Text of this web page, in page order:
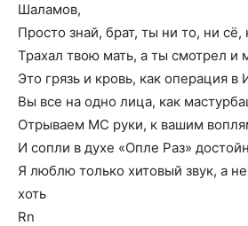
Шаламов,
Просто знай, брат, ты ни то, ни сё,
Трахал твою мать, а ты смотрел и
Это грязь и кровь, как операция в
Вы все на одно лица, как
Отрываем МС руки, к вашим
И сопли в духе «Опле Раз»
Я люблю только хитовый звук, а
хоть
Rn